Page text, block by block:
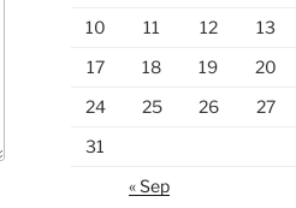
10
11 12 13
17
18 19 20
24
25 26 27
31
« Sep